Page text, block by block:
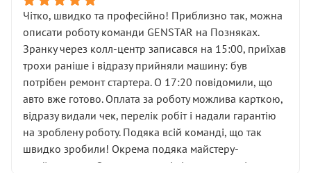
ущільнювачів.
Що прикро — це не перший мій візит. Раніше міняв у
вас стартер, і тоді сервіс наче справив хороше
враження. Але згодом знайшов декілька гайок під
лобовим склом. Мені пояснили, що це “старі гайки, які
відкручували”, і попросили не хвилюватися. ( надіюсь
новий власник, не застяг в полі))
Але після нинішнього візиту такі дрібниці вже не
здаються дрібницями.
Я — клієнт, який працює на довірі, і саме її цей сервіс
Чітко, швидко та професійно! Приблизно так, можна
описати роботу команди GENSTAR на Позняках.
Зранку через колл-центр записався на 15:00, приїхав
трохи раніше і відразу прийняли машину: був
потрібен ремонт стартера. О 17:20 повідомили, що
авто вже готово. Оплата за роботу можлива карткою,
відразу видали чек, перелік робіт і надали гарантію
на зроблену роботу. Подяка всій команді, що так
швидко зробили! Окрема подяка майстеру-
приймальнику Олександру: всі чітко та по суті.